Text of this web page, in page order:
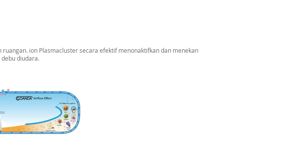
ion Plasmacluster secara efektif menonaktifkan dan menekan
diudara.